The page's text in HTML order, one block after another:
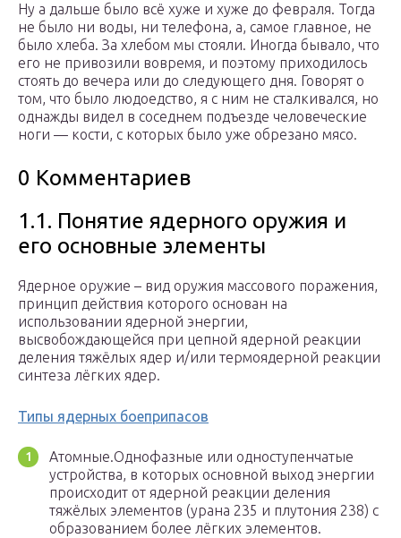
Ну а дальше было всё хуже и хуже до февраля. Тогда
не было ни воды, ни телефона, а, самое главное, не
было хлеба. За хлебом мы стояли. Иногда бывало, что
его не привозили вовремя, и поэтому приходилось
стоять до вечера или до следующего дня. Говорят о
том, что было людоедство, я с ним не сталкивался, но
однажды видел в соседнем подъезде человеческие
ноги — кости, с которых было уже обрезано мясо.
0 Комментариев
1.1. Понятие ядерного оружия и
его основные элементы
Ядерное оружие – вид оружия массового поражения,
принцип действия которого основан на
использовании ядерной энергии,
высвобождающейся при цепной ядерной реакции
деления тяжёлых ядер и/или термоядерной реакции
синтеза лёгких ядер.
Типы ядерных боеприпасов
Атомные.Однофазные или одноступенчатые
устройства, в которых основной выход энергии
происходит от ядерной реакции деления
тяжёлых элементов (урана 235 и плутония 238) с
образованием более лёгких элементов.